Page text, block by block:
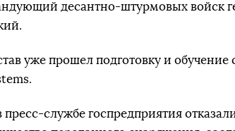
десантно-штурмовых войск
уже прошел подготовку и обучение
службе госпредприятия